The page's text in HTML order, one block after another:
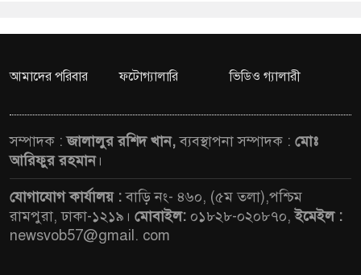
আমাদের পরিবার ফটোগ্যালারি ভিডিও গ্যালারী
সম্পাদক :জালালুর রশিদ খান,ব্যবস্থাপনা সম্পাদক : মোঃ
আরিফুর রহমান।
যোগাযোগ কার্যালয় :বাড়ি নং- ৪৬০, (৫ম তলা),পশ্চিম
রামপুরা, ঢাকা-১২১৯। মোবাইল: ০১৮২৮-০২০৮৭০,ইমেইল :
newsvob57@gmail. com